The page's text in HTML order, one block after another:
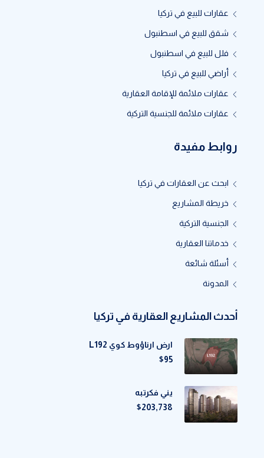
عقارات للبيع في تركيا
شقق للبيع في اسطنبول
فلل للبيع في اسطنبول
أراضي للبيع في تركيا
عقارات ملائمة للإقامة العقارية
عقارات ملائمة للجنسية التركية
روابط مفيدة
ابحث عن العقارات في تركيا
خريطة المشاريع
الجنسية التركية
خدماتنا العقارية
أسئلة شائعة
المدونة
أحدث المشاريع العقارية في تركيا
ارض ارناؤوط كوي L192
$95
يني فكرتبه
$203,738